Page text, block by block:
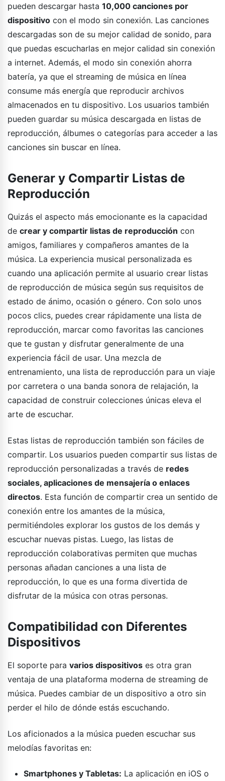
pueden descargar hasta 10,000 canciones por
dispositivo con el modo sin conexión. Las canciones
descargadas son de su mejor calidad de sonido, para
que puedas escucharlas en mejor calidad sin conexión
a internet. Además, el modo sin conexión ahorra
batería, ya que el streaming de música en línea
consume más energía que reproducir archivos
almacenados en tu dispositivo. Los usuarios también
pueden guardar su música descargada en listas de
reproducción, álbumes o categorías para acceder a las
canciones sin buscar en línea.
Generar y Compartir Listas de
Reproducción
Quizás el aspecto más emocionante es la capacidad
de crear y compartir listas de reproducción con
amigos, familiares y compañeros amantes de la
música. La experiencia musical personalizada es
cuando una aplicación permite al usuario crear listas
de reproducción de música según sus requisitos de
estado de ánimo, ocasión o género. Con solo unos
pocos clics, puedes crear rápidamente una lista de
reproducción, marcar como favoritas las canciones
que te gustan y disfrutar generalmente de una
experiencia fácil de usar. Una mezcla de
entrenamiento, una lista de reproducción para un viaje
por carretera o una banda sonora de relajación, la
capacidad de construir colecciones únicas eleva el
arte de escuchar.
Estas listas de reproducción también son fáciles de
compartir. Los usuarios pueden compartir sus listas de
reproducción personalizadas a través de redes
sociales, aplicaciones de mensajería o enlaces
directos. Esta función de compartir crea un sentido de
conexión entre los amantes de la música,
permitiéndoles explorar los gustos de los demás y
escuchar nuevas pistas. Luego, las listas de
reproducción colaborativas permiten que muchas
personas añadan canciones a una lista de
reproducción, lo que es una forma divertida de
disfrutar de la música con otras personas.
Compatibilidad con Diferentes
Dispositivos
El soporte para varios dispositivos es otra gran
ventaja de una plataforma moderna de streaming de
música. Puedes cambiar de un dispositivo a otro sin
perder el hilo de dónde estás escuchando.
Los aficionados a la música pueden escuchar sus
melodías favoritas en:
Smartphones y Tabletas: La aplicación en iOS o